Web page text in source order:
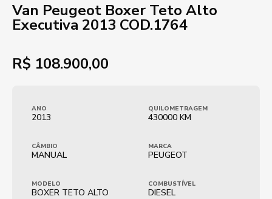
Van Peugeot Boxer Teto Alto
Executiva 2013 COD.1764
R$ 108.900,00
ANO
2013
QUILOMETRAGEM
430000 KM
CÂMBIO
MANUAL
MARCA
PEUGEOT
MODELO
BOXER TETO ALTO
COMBUSTÍVEL
DIESEL